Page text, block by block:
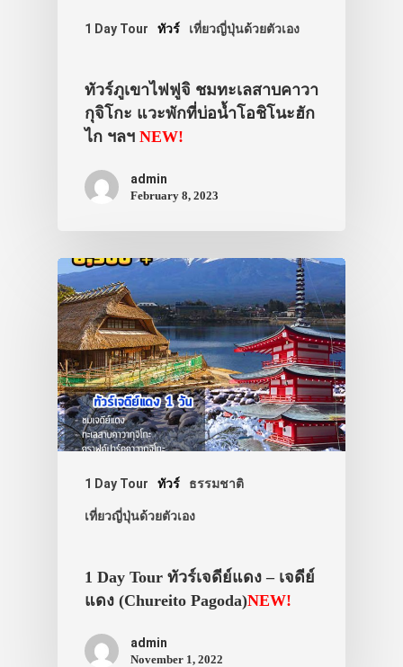
1 Day Tour ทัวร์ เที่ยวญี่ปุ่นด้วยตัวเอง
ทัวร์ภูเขาไฟฟูจิ ชมทะเลสาบคาวา
กุจิโกะ แวะพักที่บ่อน้ำโอชิโนะฮัก
ไก ฯลฯ NEW!
admin
February 8, 2023
1 Day Tour ทัวร์ ธรรมชาติ
เที่ยวญี่ปุ่นด้วยตัวเอง
1 Day Tour ทัวร์เจดีย์แดง – เจดีย์
แดง (Chureito Pagoda)NEW!
admin
November 1, 2022